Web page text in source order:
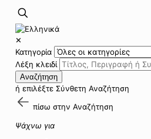
✕
Κατηγορία
Λέξη κλειδί
Αναζήτηση
ή επιλέξτε Σύνθετη Αναζήτηση
πίσω στην Αναζήτηση
Ψάχνω για